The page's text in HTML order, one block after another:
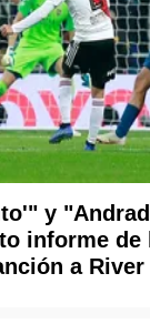
y
informe de
a River